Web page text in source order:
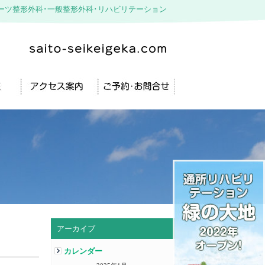
ツ整形外科･一般整形外科･リハビリテーション
アーカイブ
カレンダー